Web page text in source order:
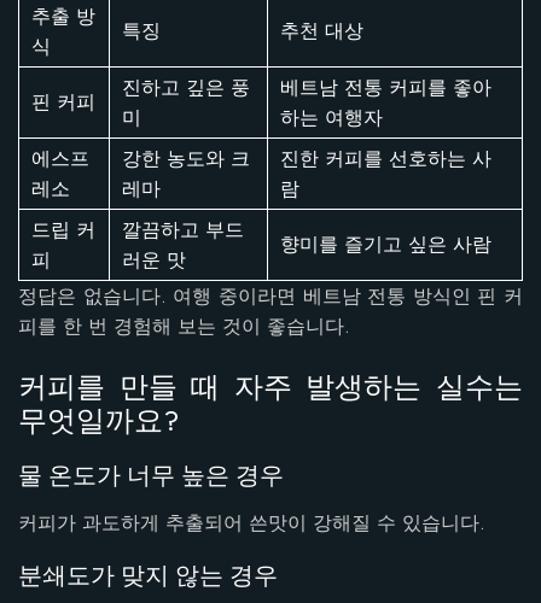
추출 방
식
특징 추천 대상
핀 커피
진하고 깊은 풍
미
베트남 전통 커피를 좋아
하는 여행자
에스프
레소
강한 농도와 크
레마
진한 커피를 선호하는 사
람
드립 커
피
깔끔하고 부드
러운 맛
향미를 즐기고 싶은 사람
정답은 없습니다. 여행 중이라면 베트남 전통 방식인 핀 커
피를 한 번 경험해 보는 것이 좋습니다.
커피를 만들 때 자주 발생하는 실수는
무엇일까요?
물 온도가 너무 높은 경우
커피가 과도하게 추출되어 쓴맛이 강해질 수 있습니다.
분쇄도가 맞지 않는 경우